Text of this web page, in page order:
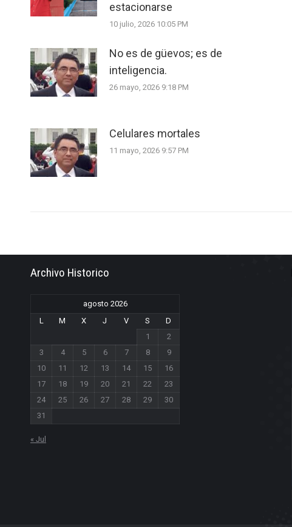
estacionarse
10 julio, 2026 10:05 PM
No es de güevos; es de
inteligencia.
26 mayo, 2026 9:18 PM
Celulares mortales
11 mayo, 2026 9:57 PM
Archivo Historico
agosto 2026
L
M X J V S
D
1
2
3
4 5 6 7 8
9
10
11 12 13 14 15
16
17
18 19 20 21 22
23
24
25 26 27 28 29
30
31
« Jul